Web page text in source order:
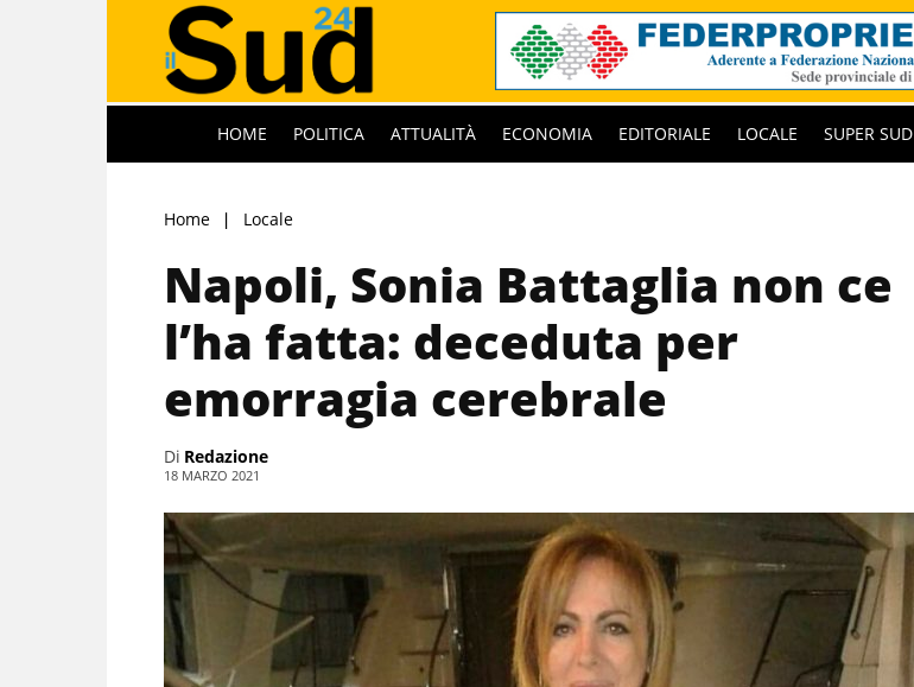
HOME POLITICA ATTUALITÀ ECONOMIA EDITORIALE LOCALE SUPER SUD
Home Locale
Napoli, Sonia Battaglia non ce
l’ha fatta: deceduta per
emorragia cerebrale
Di Redazione
18 MARZO 2021